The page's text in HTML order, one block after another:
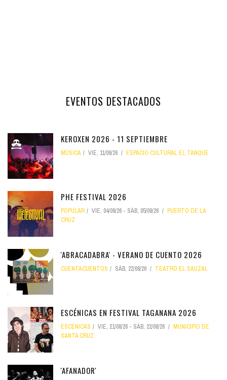
EVENTOS DESTACADOS
KEROXEN 2026 - 11 SEPTIEMBRE
MÚSICA VIE, 11/09/26 ESPACIO CULTURAL EL TANQUE
PHE FESTIVAL 2026
POPULAR VIE, 04/09/26 - SÁB, 05/09/26
PUERTO DE LA
CRUZ
'ABRACADABRA' - VERANO DE CUENTO 2026
CUENTACUENTOS SÁB, 22/08/26 TEATRO EL SAUZAL
ESCÉNICAS EN FESTIVAL TAGANANA 2026
ESCÉNICAS VIE, 21/08/26 - SÁB, 22/08/26
MUNICIPIO DE
SANTA CRUZ
'AFANADOR'